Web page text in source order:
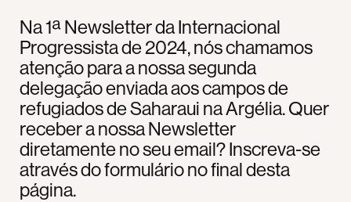
Na 1ª Newsletter da Internacional
Progressista de 2024, nós chamamos
atenção para a nossa segunda
delegação enviada aos campos de
refugiados de Saharaui na Argélia. Quer
receber a nossa Newsletter
diretamente no seu email? Inscreva-se
através do formulário no final desta
página.